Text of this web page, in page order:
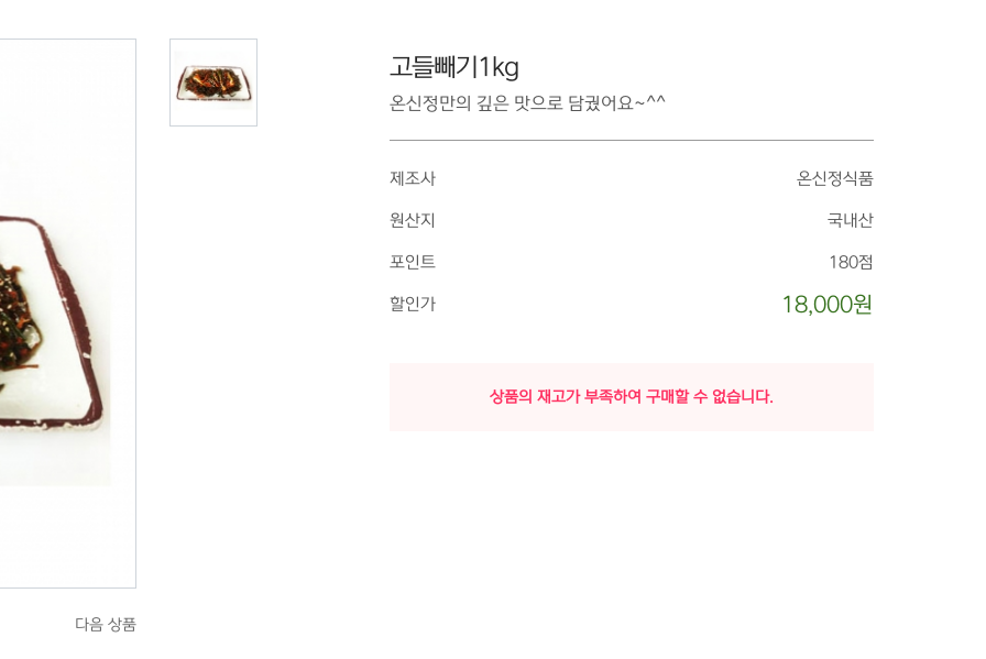
다음 상품
고들빼기1kg
온신정만의 깊은 맛으로 담궜어요~^^
제조사 온신정식품
원산지 국내산
포인트 180점
할인가 18,000원
상품의 재고가 부족하여 구매할 수 없습니다.